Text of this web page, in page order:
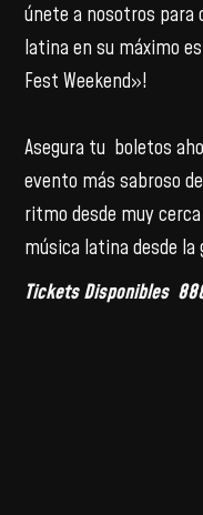
únete a nosotros para
latina en su máximo
Fest Weekend»!
Asegura tu boletos
evento más sabroso
ritmo desde muy
música latina desde la
Tickets Disponibles